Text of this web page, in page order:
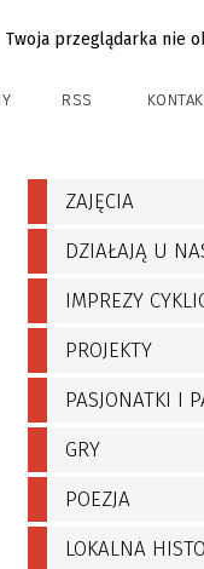
Twoja przeglądarka nie
RSS
ZAJĘCIA
DZIAŁAJĄ U
IMPREZY
PROJEKTY
PASJONATKI I
GRY
POEZJA
LOKALNA